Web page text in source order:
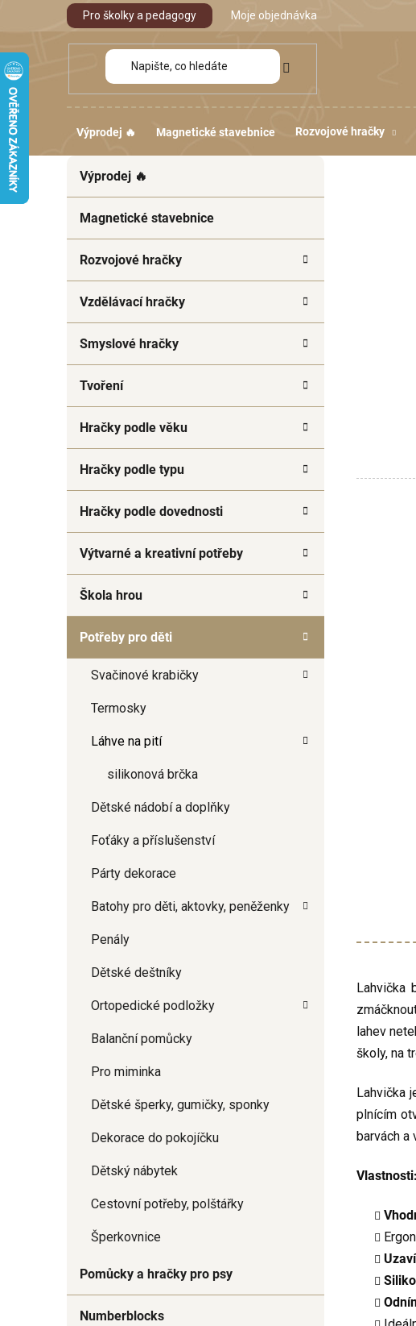
Pro školky a pedagogy Moje objednávka
Výprodej 🔥 Magnetické stavebnice Rozvojové hračky
kategorie
t
g
i
Výprodej 🔥
Magnetické stavebnice
Rozvojové hračky
Vzdělávací hračky
Smyslové hračky
Tvoření
Hračky podle věku
Hračky podle typu
Hračky podle dovednosti
Výtvarné a kreativní potřeby
Škola hrou
Potřeby pro děti
Svačinové krabičky
Termosky
Láhve na pití
silikonová brčka
Dětské nádobí a doplňky
Foťáky a příslušenství
Párty dekorace
Batohy pro děti, aktovky, peněženky
Penály
Dětské deštníky
Ortopedické podložky
Balanční pomůcky
Pro miminka
Dětské šperky, gumičky, sponky
Dekorace do pokojíčku
Dětský nábytek
Cestovní potřeby, polštářky
Šperkovnice
Pomůcky a hračky pro psy
Numberblocks
Lahvička
lahev
školy, na
Lahvička
plnícím
barvách a
Vlastnosti: